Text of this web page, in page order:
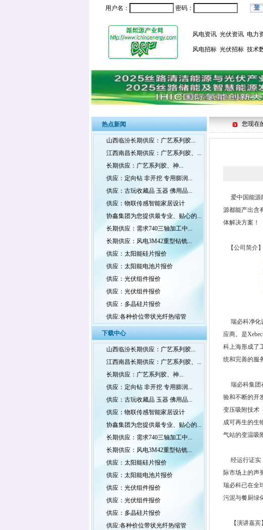
用户名： 密码：
风电资讯 光伏资讯 电力
风电招标 光伏招标 技术
热点新闻
山西临汾长期供应：广艺系列胶...
江西南昌长期供应：广艺系列胶、...
长期供应：广艺系列胶、神...
供应：定向钻 非开挖 专用膨润...
供应：古玩收藏品 玉器 佛用品...
供应：物联传感智能家居设计
协鑫集团为您提供最专业、贴心的...
长期供应：需求740三轴加工中...
长期供应：风电3M42重型钻铣...
供应：太阳能硅片报价
供应：太阳能电池片报价
供应：光伏组件报价
供应：光伏组件报价
供应：多晶硅片报价
供应:各种价位带状光纤热缩管
下载中心
山西临汾长期供应：广艺系列胶...
江西南昌长期供应：广艺系列胶、...
长期供应：广艺系列胶、神...
供应：定向钻 非开挖 专用膨润...
供应：古玩收藏品 玉器 佛用品...
供应：物联传感智能家居设计
协鑫集团为您提供最专业、贴心的...
长期供应：需求740三轴加工中...
长期供应：风电3M42重型钻铣...
供应：太阳能硅片报价
供应：太阳能电池片报价
供应：光伏组件报价
供应：光伏组件报价
供应：多晶硅片报价
供应:各种价位带状光纤热缩管
您现在
爱中国能源
源都能产出含
体解决方案！
【公司简介】
瑞必科净化
应商。是
科上海形成了
统和完善的服
瑞必科集团
验和不断的开
变压吸附技术
成可再生的生
气站的变温吸
经运行证实
际市场上的声
瑞必科已在全
污泥与餐厨绿
【演讲嘉宾】